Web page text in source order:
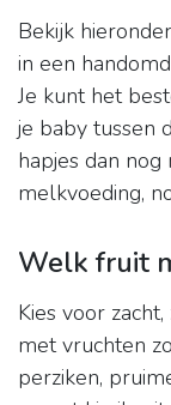
Bekijk
in een
Je kunt het
je baby tussen
hapjes dan
melkvoeding,
Welk fruit
Kies voor
met vruchten
perziken,